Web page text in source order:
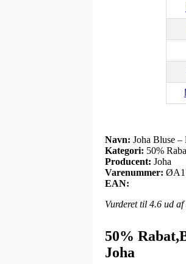
Navn: Joha Bluse –
Kategori: 50%
Producent: Joha
Varenummer:
EAN:
Vurderet til 4.6 ud af
50%
Joha